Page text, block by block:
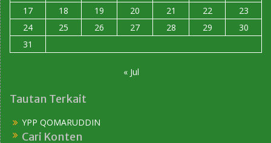
17
18 19 20 21 22
23
24
25 26 27 28 29
30
31
« Jul
Tautan Terkait
YPP QOMARUDDIN
Cari Konten